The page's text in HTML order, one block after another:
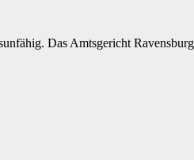
Das Amtsgericht